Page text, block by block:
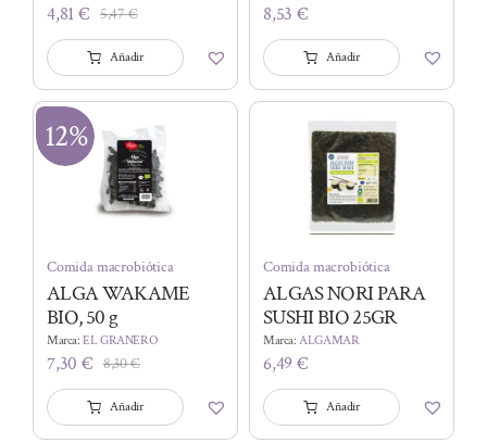
5,47€El
precio
original
era:
5,47 €.
4,81€
El
precio
actual
es:
4,81 €.
Añadir
8,53€
Añadir
12%
Comida macrobiótica
ALGA WAKAME
BIO, 50 g
Marca:EL GRANERO
8,30€El
precio
original
7,30€
El
precio
actual
Añadir
Comida macrobiótica
ALGAS NORI PARA
SUSHI BIO 25GR
Marca:ALGAMAR
6,49€
Añadir